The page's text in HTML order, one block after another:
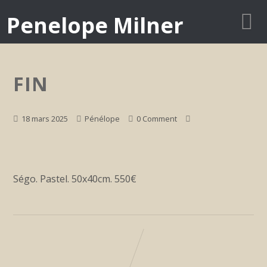
Penelope Milner
FIN
18 mars 2025 Pénélope 0 Comment
Ségo. Pastel. 50x40cm. 550€